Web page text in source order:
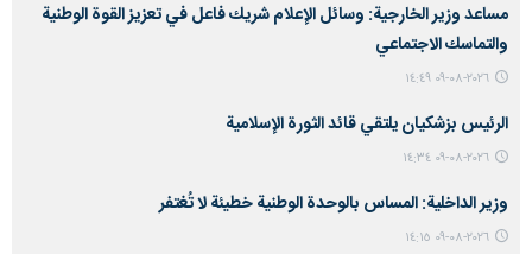
مساعد وزير الخارجية: وسائل الإعلام شريك فاعل في تعزيز القوة الوطنية
والتماسك الاجتماعي
٢٠٢٦-٠٨-٠٩ ١٤:٤٩
الرئيس بزشكيان يلتقي قائد الثورة الإسلامية
٢٠٢٦-٠٨-٠٩ ١٤:٣٤
وزير الداخلية: المساس بالوحدة الوطنية خطيئة لا تُغتفر
٢٠٢٦-٠٨-٠٩ ١٤:١٥